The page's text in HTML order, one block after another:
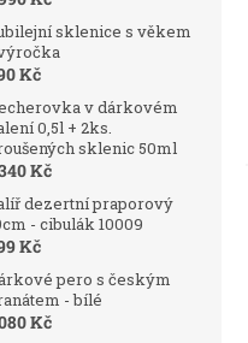
sklenice s věkem
Kč
v dárkovém
0,5l + 2ks.
sklenic 50ml
Kč
dezertní praporový
- cibulák 10009
Kč
pero s českým
- bílé
Kč